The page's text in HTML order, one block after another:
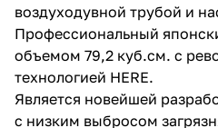
воздуходувной трубой и
Профессиональный
объемом 79,2 куб.см. с
технологией HERE.
Является новейшей
с низким выбросом